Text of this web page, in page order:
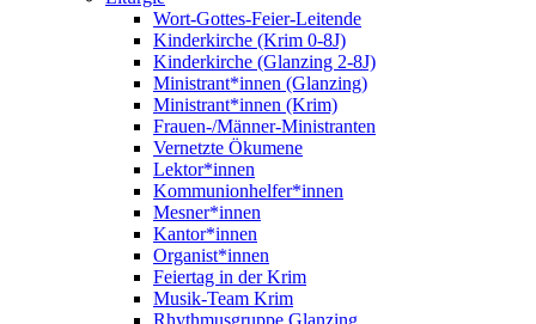
Wort-Gottes-Feier-Leitende
Kinderkirche (Krim 0-8J)
Kinderkirche (Glanzing 2-8J)
Ministrant*innen (Glanzing)
Ministrant*innen (Krim)
Frauen-/Männer-Ministranten
Vernetzte Ökumene
Lektor*innen
Kommunionhelfer*innen
Mesner*innen
Kantor*innen
Organist*innen
Feiertag in der Krim
Musik-Team Krim
Rhythmusgruppe Glanzing